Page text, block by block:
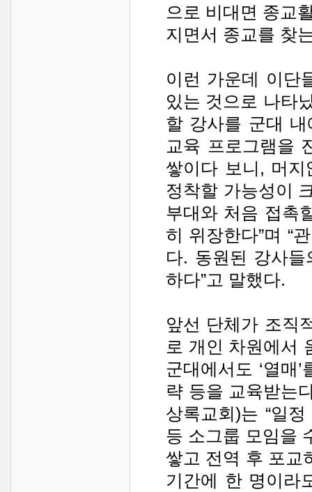
으로 비대면 종교
지면서 종교를 찾
이런 가운데 이단
있는 것으로 나타
할 강사를 군대
교육 프로그램을
쌓이다 보니, 머
정착할 가능성이
부대와 처음 접촉
히 위장한다”며 “
다. 동원된 강사
하다”고 말했다.
앞선 단체가 조직
로 개인 차원에서
군대에서도 ‘열매
략 등을 교육받는
상록교회)는 “일
등 소그룹 모임을
쌓고 전역 후 포교
기간에 한 명이라